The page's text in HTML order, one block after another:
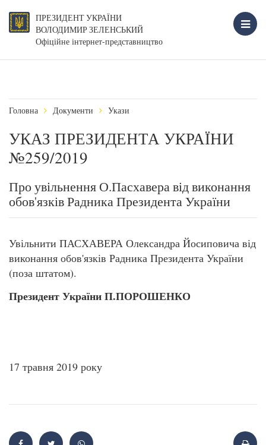
ПРЕЗИДЕНТ УКРАЇНИ
ВОЛОДИМИР ЗЕЛЕНСЬКИЙ
Офіційне інтернет-представництво
Головна Документи Укази
УКАЗ ПРЕЗИДЕНТА УКРАЇНИ
№259/2019
Про увільнення О.Пасхавера від виконання
обов'язків Радника Президента України
Увільнити ПАСХАВЕРА Олександра Йосиповича від
виконання обов'язків Радника Президента України
(поза штатом).
Президент України П.ПОРОШЕНКО
17 травня 2019 року